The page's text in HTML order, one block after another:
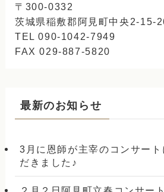
〒300-0332
茨城県稲敷郡阿見町中央2-15-
TEL 090-1042-7949
FAX 029-887-5820
最新のお知らせ
3月に恩師が主宰のコンサー
だきました♪